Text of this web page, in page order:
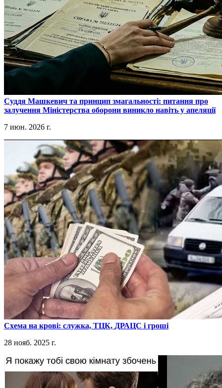
​Суддя Машкевич та принцип змагальності: питання про
залучення Міністерства оборони виникло навіть у апеляції
7 июн. 2026 г.
​Схема на крові: служка, ТЦК, ДРАЦС і гроші
28 нояб. 2025 г.